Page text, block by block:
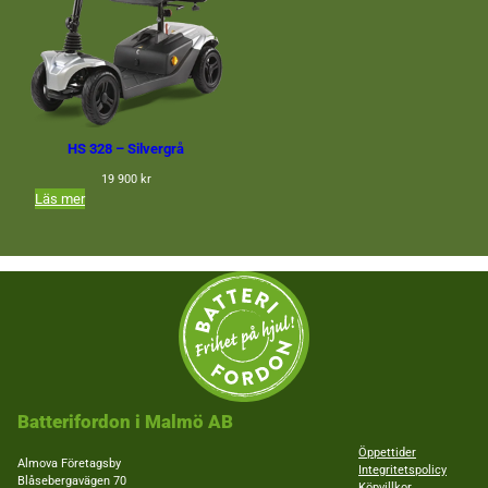
HS 328 – Silvergrå
19 900 kr
Läs mer: HS 328 – Silvergrå
Batterifordon i Malmö AB
Almova Företagsby
Blåsebergavägen 70
Öppettider
Integritetspolicy